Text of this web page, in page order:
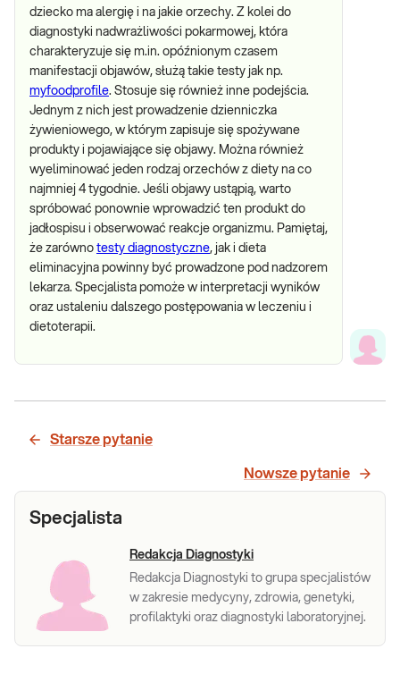
dziecko ma alergię i na jakie orzechy. Z kolei do
diagnostyki nadwrażliwości pokarmowej, która
charakteryzuje się m.in. opóźnionym czasem
manifestacji objawów, służą takie testy jak np.
myfoodprofile. Stosuje się również inne podejścia.
Jednym z nich jest prowadzenie dzienniczka
żywieniowego, w którym zapisuje się spożywane
produkty i pojawiające się objawy. Można również
wyeliminować jeden rodzaj orzechów z diety na co
najmniej 4 tygodnie. Jeśli objawy ustąpią, warto
spróbować ponownie wprowadzić ten produkt do
jadłospisu i obserwować reakcje organizmu. Pamiętaj,
że zarówno testy diagnostyczne, jak i dieta
eliminacyjna powinny być prowadzone pod nadzorem
lekarza. Specjalista pomoże w interpretacji wyników
oraz ustaleniu dalszego postępowania w leczeniu i
dietoterapii.
Starsze pytanie
Nowsze pytanie
Specjalista
Redakcja Diagnostyki
Redakcja Diagnostyki to grupa specjalistów
w zakresie medycyny, zdrowia, genetyki,
profilaktyki oraz diagnostyki laboratoryjnej.